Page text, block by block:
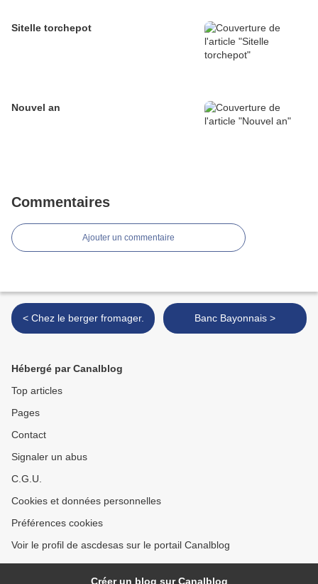
Sitelle torchepot
Nouvel an
Commentaires
Ajouter un commentaire
< Chez le berger fromager. Banc Bayonnais >
Hébergé par Canalblog
Top articles
Pages
Contact
Signaler un abus
C.G.U.
Cookies et données personnelles
Préférences cookies
Voir le profil de ascdesas sur le portail Canalblog
Créer un blog sur Canalblog